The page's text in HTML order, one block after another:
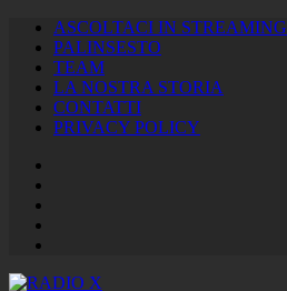
ASCOLTACI IN STREAMING
PALINSESTO
TEAM
LA NOSTRA STORIA
CONTATTI
PRIVACY POLICY